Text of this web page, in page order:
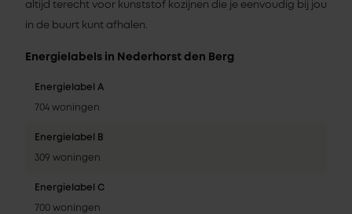
altijd terecht voor kunststof kozijnen die je eenvoudig bij jou
in de buurt kunt afhalen.
Energielabels in Nederhorst den Berg
Energielabel A
704 woningen
Energielabel B
309 woningen
Energielabel C
700 woningen